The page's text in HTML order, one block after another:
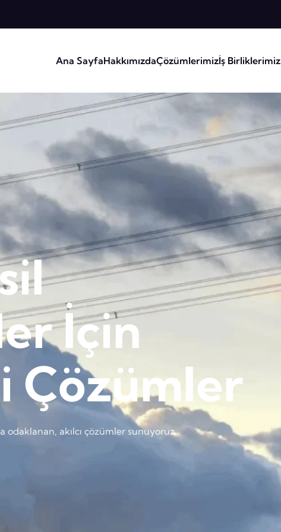
Ana SayfaHakkımızdaÇözümlerimizİş Birliklerimiz